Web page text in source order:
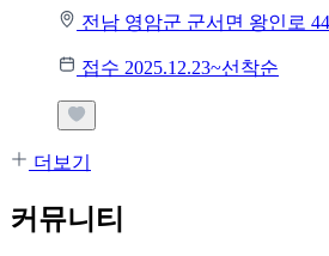
전남 영암군 군서면 왕인로
접수 2025.12.23~선착순
더보기
커뮤니티